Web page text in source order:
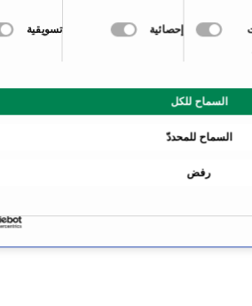
إحصائية تسويقية
رفض
السماح للمحددّ
السماح للكل
في ورم